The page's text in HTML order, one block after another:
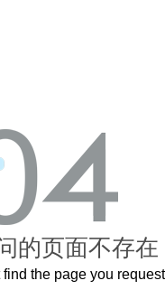
的页面不存在
the page you